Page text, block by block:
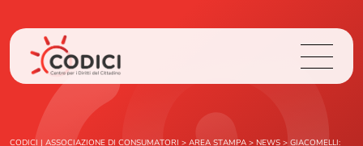
Chi Siamo
CODICI | ASSOCIAZIONE DI CONSUMATORI > AREA STAMPA > NEWS > GIACOMELLI: